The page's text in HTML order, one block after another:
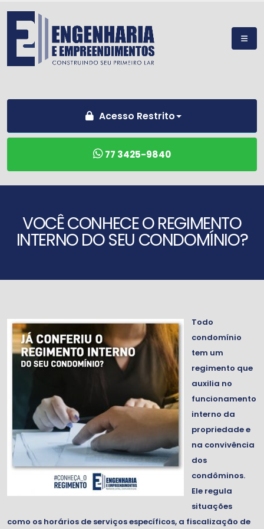
Acesso Restrito
77 3425-9840
VOCÊ CONHECE O REGIMENTO
INTERNO DO SEU CONDOMÍNIO?
Todo
condomínio
tem um
regimento que
auxilia no
funcionamento
interno da
propriedade e
na convivência
dos
condôminos.
Ele regula
situações
como os horários de serviços específicos, a fiscalização de